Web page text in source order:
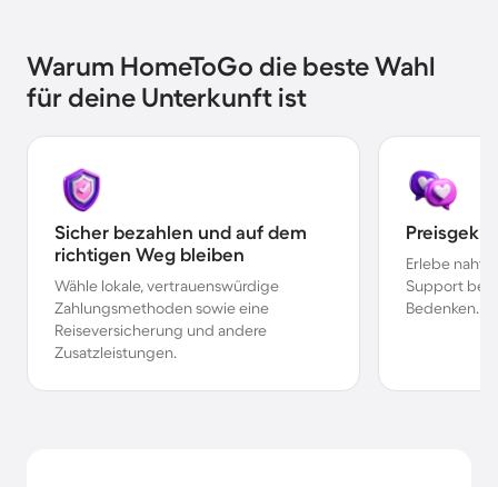
Warum HomeToGo die beste Wahl
für deine Unterkunft ist
Sicher bezahlen und auf dem
richtigen Weg bleiben
Wähle lokale, vertrauenswürdige
Zahlungsmethoden sowie eine
Reiseversicherung und andere
Zusatzleistungen.
Erlebe
Support bei
Bedenken.